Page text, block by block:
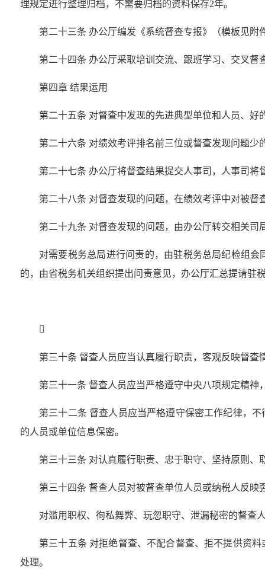
理规定进行整理归档，不需要归档的资料保存2年。
第二十三条 办公厅编发《系统督查专报》（模板见
第二十四条 办公厅采取培训交流、跟班学习、交叉
第四章 结果运用
第二十五条 对督查中发现的先进典型单位和人员、好
第二十六条 对绩效考评排名前三位或督查发现问题少
第二十七条 办公厅将督查结果提交人事司，人事司
第二十八条 对督查发现的问题，在绩效考评中对被
第二十九条 对督查发现的问题，由办公厅转交相关
对需要税务总局进行问责的，由驻税务总局纪检组
的，由省税务机关组织提出问责意见，办公厅汇总提请驻

第三十条 督查人员应当认真履行职责，客观反映督
第三十一条 督查人员应当严格遵守中央八项规定精
第三十二条 督查人员应当严格遵守保密工作纪律，
的人员或单位信息保密。
第三十三条 对认真履行职责、忠于职守、坚持原则
第三十四条 督查人员对被督查单位人员或纳税人反
对滥用职权、徇私舞弊、玩忽职守、泄漏秘密的督查
第三十五条 对拒绝督查、不配合督查、拒不提供资
处理。